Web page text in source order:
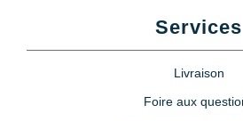
Services
Livraison
Foire aux